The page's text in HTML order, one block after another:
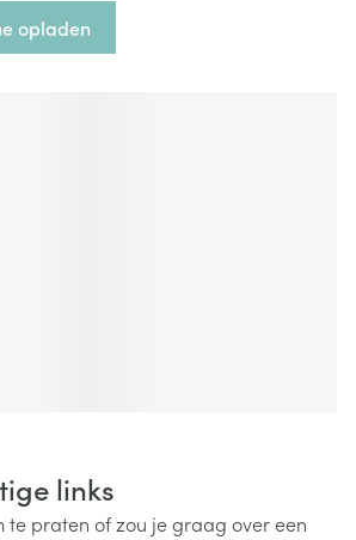
opladen
links
te praten of zou je graag over een